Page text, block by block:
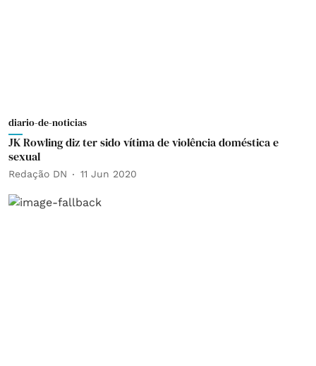
diario-de-noticias
JK Rowling diz ter sido vítima de violência doméstica e
sexual
Redação DN 11 Jun 2020